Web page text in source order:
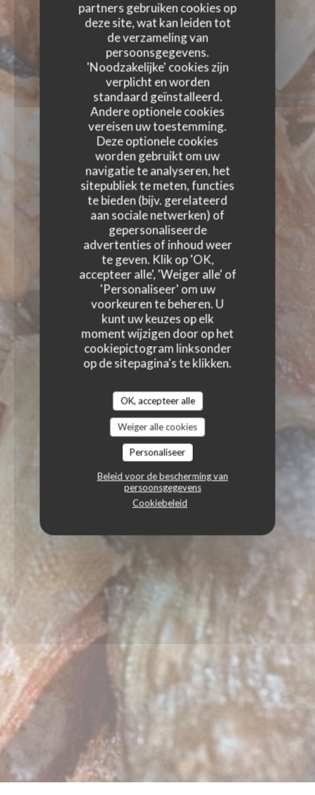
partners gebruiken cookies op
deze site, wat kan leiden tot
de verzameling van
persoonsgegevens.
'Noodzakelijke' cookies zijn
verplicht en worden
standaard geïnstalleerd.
Andere optionele cookies
vereisen uw toestemming.
Deze optionele cookies
worden gebruikt om uw
navigatie te analyseren, het
sitepubliek te meten, functies
te bieden (bijv. gerelateerd
aan sociale netwerken) of
gepersonaliseerde
advertenties of inhoud weer
te geven. Klik op 'OK,
accepteer alle', 'Weiger alle' of
'Personaliseer' om uw
voorkeuren te beheren. U
kunt uw keuzes op elk
moment wijzigen door op het
cookiepictogram linksonder
op de sitepagina's te klikken.
OK, accepteer alle
Weiger alle cookies
Personaliseer
Beleid voor de bescherming van
persoonsgegevens
Cookiebeleid